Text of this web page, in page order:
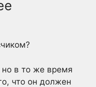
но в то же время
что он должен